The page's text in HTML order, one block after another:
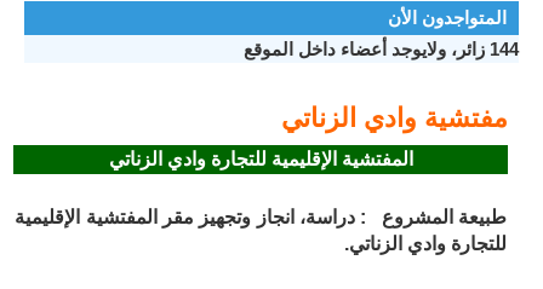
المتواجدون الأن
144 زائر، ولايوجد أعضاء داخل الموقع
مفتشية وادي الزناتي
المفتشية الإقليمية للتجارة وادي الزناتي
طبيعة المشروع : دراسة، انجاز وتجهيز مقر المفتشية الإقليمية
للتجارة وادي الزناتي.